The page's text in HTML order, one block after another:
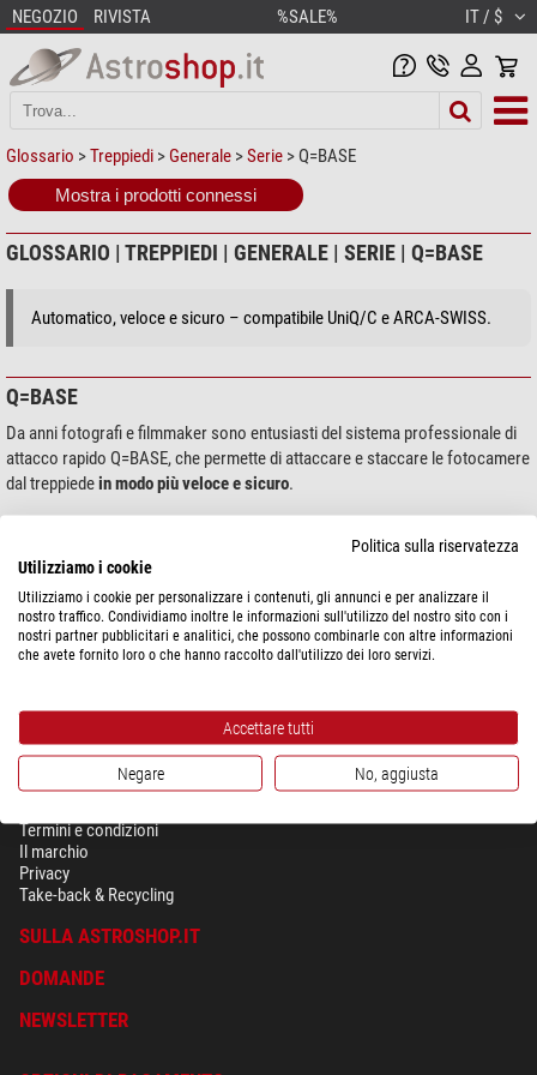
NEGOZIO RIVISTA %SALE% IT / $
Glossario >Treppiedi > Generale >Serie > Q=BASE
Mostra i prodotti connessi
GLOSSARIO | TREPPIEDI | GENERALE | SERIE | Q=BASE
Automatico, veloce e sicuro – compatibile UniQ/C e ARCA-SWISS.
Q=BASE
Da anni fotografi e filmmaker sono entusiasti del sistema professionale di
attacco rapido Q=BASE, che permette di attaccare e staccare le fotocamere
dal treppiedein modo più veloce e sicuro.
e alla compattezza della struttura. Con un semplice clic il
sistemaQ=BASEpermette di
inserita, mentre il bloccaggio finale avviene manualmente tramite un'unica
leva applicata all'anello di fissaggio. Questa efficiente combinazione di
funzione di base automatica e blocco manuale dà all'utilizzatore il controllo
Termini e condizioni
Il marchio
Privacy
Take-back & Recycling
SULLA ASTROSHOP.IT
DOMANDE
NEWSLETTER
Politica sulla riservatezza
Utilizziamo i cookie
Utilizziamo i cookie per personalizzare i contenuti, gli annunci e per analizzare il
nostro traffico. Condividiamo inoltre le informazioni sull'utilizzo del nostro sito con i
nostri partner pubblicitari e analitici, che possono combinarle con altre informazioni
che avete fornito loro o che hanno raccolto dall'utilizzo dei loro servizi.
Accettare tutti
Negare No, aggiusta